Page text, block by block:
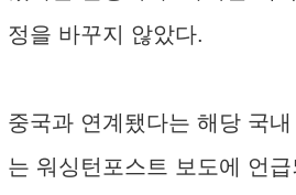
정을 바꾸지 않았다.
중국과 연계됐다는 해당 국내
는 워싱턴포스트 보도에 언급